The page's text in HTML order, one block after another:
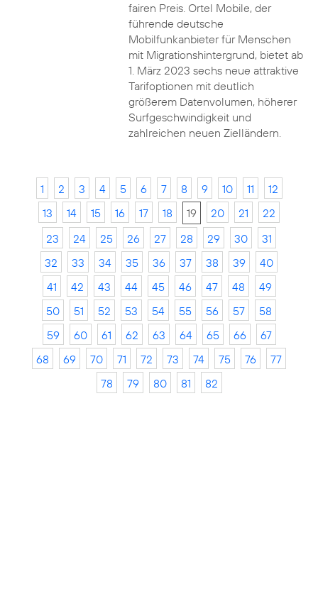
fairen Preis. Ortel Mobile, der
führende deutsche
Mobilfunkanbieter für Menschen
mit Migrationshintergrund, bietet ab
1. März 2023 sechs neue attraktive
Tarifoptionen mit deutlich
größerem Datenvolumen, höherer
Surfgeschwindigkeit und
zahlreichen neuen Zielländern.
1 2 3 4 5 6 7 8 9 10 11
12
13
14 15 16 17 18 19 20 21
22
23
24 25 26 27 28 29 30
31
32
33 34 35 36 37 38 39
40
41
42 43 44 45 46 47 48
49
50
51 52 53 54 55 56 57
58
59
60 61 62 63 64 65 66
67
68
69 70 71 72 73 74 75 76
77
78
79 80 81 82